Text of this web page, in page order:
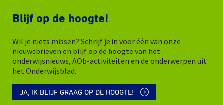
Blijf op de hoogte!
Wil je niets missen? Schrijf je in voor één van onze
nieuwsbrieven en blijf op de hoogte van het
onderwijsnieuws, AOb-activiteiten en de onderwerpen uit
het Onderwijsblad.
JA, IK BLIJF GRAAG OP DE HOOGTE!